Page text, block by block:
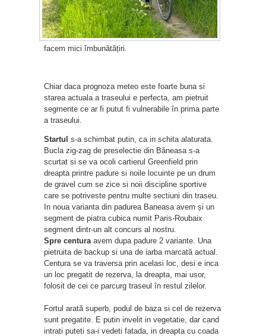
facem mici îmbunătățiri.
Chiar daca prognoza meteo este foarte buna si
starea actuala a traseului e perfecta, am pietruit
segmente ce ar fi putut fi vulnerabile în prima parte
a traseului.
Startul s-a schimbat putin, ca in schita alaturata.
Bucla zig-zag de preselectie din Băneasa s-a
scurtat si se va ocoli cartierul Greenfield prin
dreapta printre padure si noile locuinte pe un drum
de gravel cum se zice si noii discipline sportive
care se potriveste pentru multe sectiuni din traseu.
In noua varianta din padurea Baneasa avem și un
segment de piatra cubica numit Paris-Roubaix
segment dintr-un alt concurs al nostru.
Spre centura avem dupa padure 2 variante. Una
pietruita de backup si una de iarba marcată actual.
Centura se va traversa prin acelasi loc, desi e inca
un loc pregatit de rezerva, la dreapta, mai usor,
folosit de cei ce parcurg traseul în restul zilelor.
Fortul arată superb, podul de baza si cel de rezerva
sunt pregatite. E putin invelit in vegetatie, dar cand
intrati puteti sa-i vedeti fatada, in dreapta cu coada